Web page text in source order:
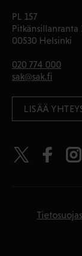
PL 157
Pitkänsillanranta
00530 Helsinki
020 774 000
sak@sak.fi
LISÄÄ